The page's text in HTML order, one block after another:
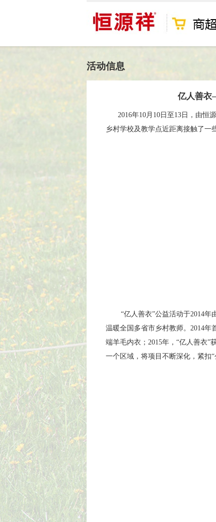
活动信息
亿人善
2016年10月10日至13日，由恒
乡村学校及教学点近距离接触了一
“亿人善衣”公益活动于2014
温暖全国多省市乡村教师。2014年
端羊毛内衣；2015年，“亿人善衣
一个区域，将项目不断深化，紧扣